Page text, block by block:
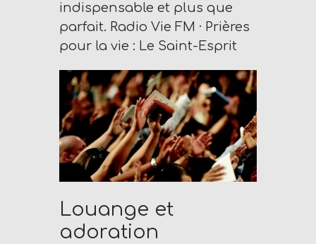
indispensable et plus que
parfait. Radio Vie FM · Prières
pour la vie : Le Saint-Esprit
Louange et
adoration